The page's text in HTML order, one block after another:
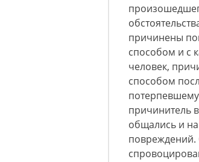
причинены
способом и с
человек,
способом
причинитель
общались и
повреждений.